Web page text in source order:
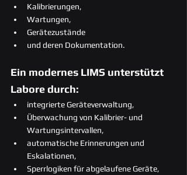
Kalibrierungen,
Wartungen,
Gerätezustände
und deren Dokumentation.
Ein modernes LIMS unterstützt
Labore durch:
integrierte Geräteverwaltung,
Überwachung von Kalibrier- und
Wartungsintervallen,
automatische Erinnerungen und
Eskalationen,
Sperrlogiken für abgelaufene Geräte,